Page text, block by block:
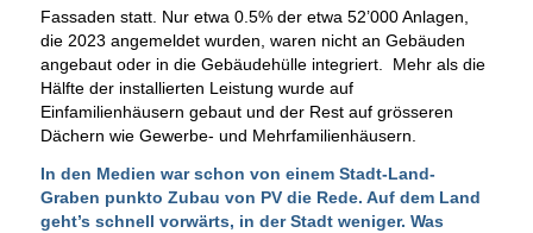
Fassaden statt. Nur etwa 0.5% der etwa 52’000 Anlagen,
die 2023 angemeldet wurden, waren nicht an Gebäuden
angebaut oder in die Gebäudehülle integriert. Mehr als die
Hälfte der installierten Leistung wurde auf
Einfamilienhäusern gebaut und der Rest auf grösseren
Dächern wie Gewerbe- und Mehrfamilienhäusern.
In den Medien war schon von einem Stadt-Land-
Graben punkto Zubau von PV die Rede. Auf dem Land
geht’s schnell vorwärts, in der Stadt weniger. Was